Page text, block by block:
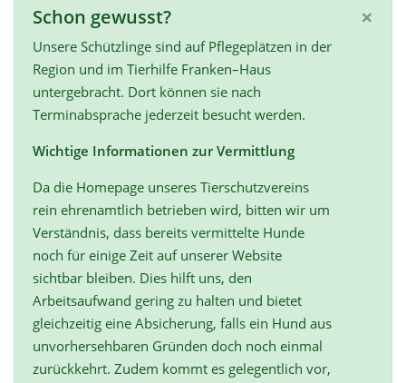
×
Schon gewusst?
Unsere Schützlinge sind auf Pflegeplätzen in der
Region und im Tierhilfe Franken–Haus
untergebracht. Dort können sie nach
Terminabsprache jederzeit besucht werden.
Wichtige Informationen zur Vermittlung
Da die Homepage unseres Tierschutzvereins
rein ehrenamtlich betrieben wird, bitten wir um
Verständnis, dass bereits vermittelte Hunde
noch für einige Zeit auf unserer Website
sichtbar bleiben. Dies hilft uns, den
Arbeitsaufwand gering zu halten und bietet
gleichzeitig eine Absicherung, falls ein Hund aus
unvorhersehbaren Gründen doch noch einmal
zurückkehrt. Zudem kommt es gelegentlich vor,